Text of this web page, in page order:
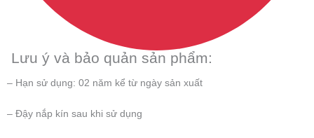
Lưu ý và bảo quản sản phẩm:
– Hạn sử dụng: 02 năm kể từ ngày sản xuất
– Đậy nắp kín sau khi sử dụng